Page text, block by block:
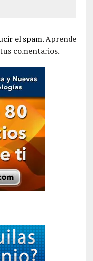
el spam.Aprende
comentarios.